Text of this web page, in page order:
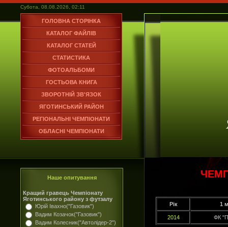
Субота, 08.08.2026, 02:11
ГОЛОВНА СТОРІНКА
КАТАЛОГ ФАЙЛІВ
КАТАЛОГ СТАТЕЙ
СТАТИСТИКА
ФОТОАЛЬБОМИ
ГОСТЬОВА КНИГА
ЗВОРОТНІЙ ЗВ'ЯЗОК
ЯГОТИНСЬКИЙ РАЙОН
РЕГІОНАЛЬНІ ЧЕМПІОНАТИ
ОБЛАСНІ ЧЕМПІОНАТИ
Наше опитування
Кращий гравець Чемпіонату
Яготинського району з футзалу
Юрій Івахно("Газовик")
Вадим Козачок("Газовик")
Вадим Колесник("Автолідер-2")
Рік 1
2014 ФК